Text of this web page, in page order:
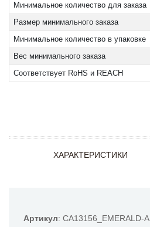
Минимальное количество для заказа
Размер минимального заказа
Минимальное количество в упаковке
Вес минимального заказа
Соответствует RoHS и REACH
ХАРАКТЕРИСТИКИ
Артикул: CA13156_EMERALD-A